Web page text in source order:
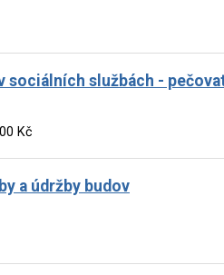
sociálních službách -
Kč
a údržby budov